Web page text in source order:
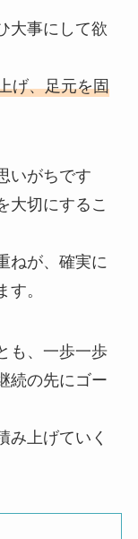
大事にして欲
げ、足元を固
いがちです
大切にするこ
ねが、確実に
。
も、一歩一歩
続の先にゴー
み上げていく